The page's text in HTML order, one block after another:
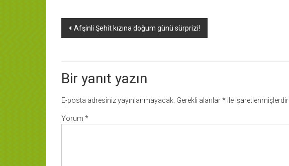
Yazı
Afşinli Şehit kızına doğum günü sürprizi!
Bir yanıt yazın
E-posta adresiniz yayınlanmayacak. Gerekli alanlar* ile işaretlenmişlerdir
Yorum *